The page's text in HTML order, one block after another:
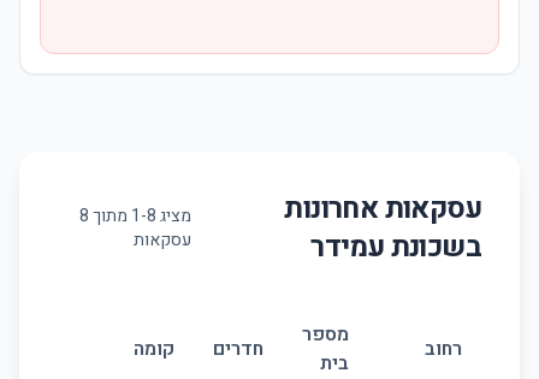
עסקאות אחרונות
בשכונתעמידר
מציג 1-8 מתוך8
עסקאות
רחוב
מספר
בית
חדרים קומה